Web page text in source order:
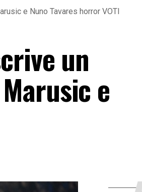
e Nuno Tavares horror VOTI
un
e